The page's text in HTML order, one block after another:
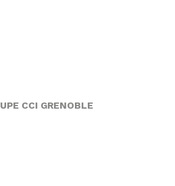
CCI GRENOBLE